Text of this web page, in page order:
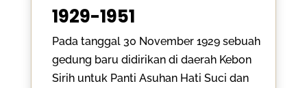
1929-1951
Pada tanggal 30 November 1929 sebuah
gedung baru didirikan di daerah Kebon
Sirih untuk Panti Asuhan Hati Suci dan